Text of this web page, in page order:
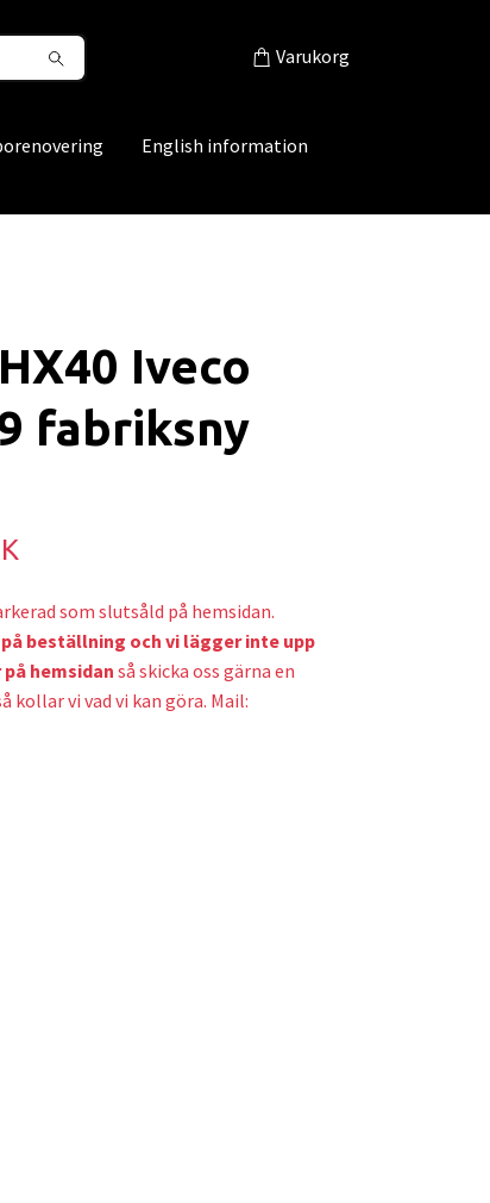
Varukorg
English information
Iveco
fabriksny
som slutsåld på hemsidan.
beställning och vi lägger inte upp
hemsidanså skicka oss gärna en
kollar vi vad vi kan göra. Mail: